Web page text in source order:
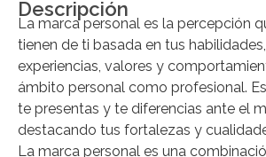
Descripción
La marca personal es la percepción
tienen de ti basada en tus
experiencias, valores y
ámbito personal como profesional.
te presentas y te diferencias ante el
destacando tus fortalezas y
La marca personal es una